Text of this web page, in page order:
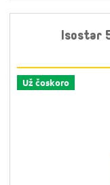
d
Isostar
Už čoskoro